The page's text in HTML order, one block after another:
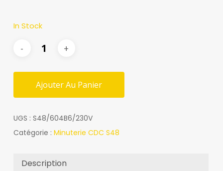
In Stock
Ajouter Au Panier
UGS : S48/604B6/230V
Catégorie : Minuterie CDC S48
Description